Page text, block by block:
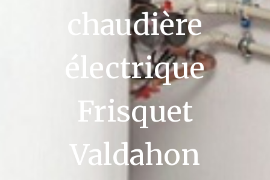
chaudière
électrique
Frisquet
Valdahon